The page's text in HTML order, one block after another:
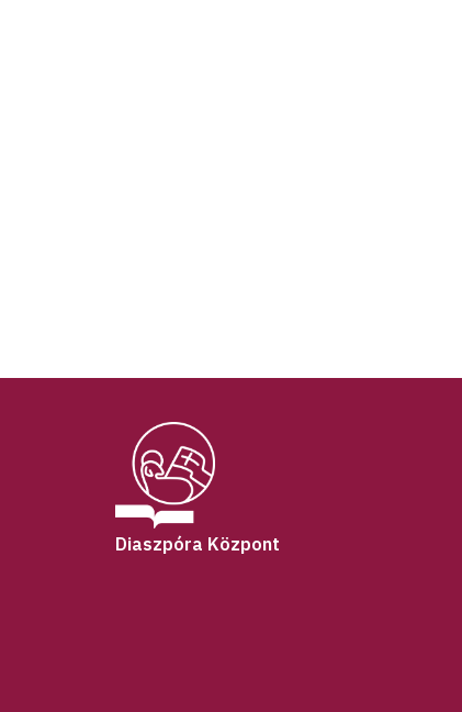
Diaszpóra Központ